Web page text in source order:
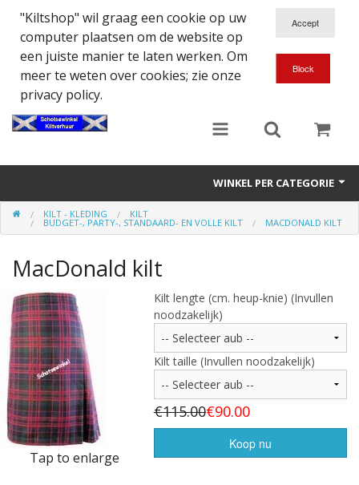
"Kiltshop" wil graag een cookie op uw
computer plaatsen om de website op
een juiste manier te laten werken. Om
meer te weten over cookies; zie onze
privacy policy.
WINKEL PER CATEGORIE
Accessoires
Eten en Drinken
Kilt - Kleding
Highland Titles
Verhuur
AFGEPRIJST - UITVERKOOP
KILT - KLEDING KILT
BUDGET-, PARTY-, STANDAARD- EN VOLLE KILT MACDONALD KILT
MacDonald kilt
Tap to enlarge
Kilt lengte (cm. heup-knie) (Invullen
noodzakelijk)
Kilt taille (Invullen noodzakelijk)
€115.00€90.00
Koop nu